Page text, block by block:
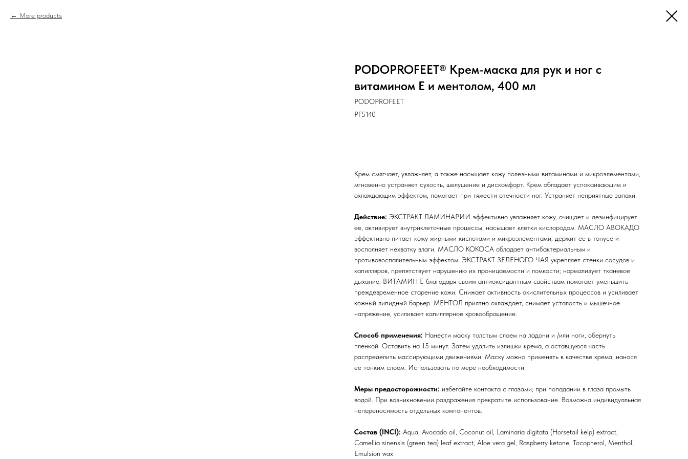
More products
PODOPROFEET® Крем-маска для рук и ног с
витамином Е и ментолом, 400 мл
PODOPROFEET
PF5140
Крем смягчает, увлажняет, а также насыщает кожу полезными витаминами и микроэлементами,
мгновенно устраняет сухость, шелушение и дискомфорт. Крем обладает успокаивающим и
охлаждающим эффектом, помогает при тяжести отечности ног. Устраняет неприятные запахи.
Действие: ЭКСТРАКТ ЛАМИНАРИИ эффективно увлажняет кожу, очищает и дезинфицирует
ее, активирует внутриклеточные процессы, насыщает клетки кислородом. МАСЛО АВОКАДО
эффективно питает кожу жирными кислотами и микроэлементами, держит ее в тонусе и
восполняет нехватку влаги. МАСЛО КОКОСА обладает антибактериальным и
противовоспалительным эффектом. ЭКСТРАКТ ЗЕЛЕНОГО ЧАЯ укрепляет стенки сосудов и
капилляров, препятствует нарушению их проницаемости и ломкости; нормализует тканевое
дыхание. ВИТАМИН Е благодаря своим антиоксидантным свойствам помогает уменьшить
преждевременное старение кожи. Снижает активность окислительных процессов и усиливает
кожный липидный барьер. МЕНТОЛ приятно охлаждает, снимает усталость и мышечное
напряжение, усиливает капиллярное кровообращение.
Способ применения: Нанести маску толстым слоем на ладони и /или ноги, обернуть
пленкой. Оставить на 15 минут. Затем удалить излишки крема, а оставшуюся часть
распределить массирующими движениями. Маску можно применять в качестве крема, нанося
ее тонким слоем. Использовать по мере необходимости.
Меры предосторожности: избегайте контакта с глазами; при попадании в глаза промыть
водой. При возникновении раздражения прекратите использование. Возможна индивидуальная
непереносимость отдельных компонентов.
Состав (INCI): Aqua, Avocado oil, Coconut oil, Laminaria digitata (Horsetail kelp) extract,
Camellia sinensis (green tea) leaf extract, Aloe vera gel, Raspberry ketone, Tocopherol, Menthol,
Emulsion wax